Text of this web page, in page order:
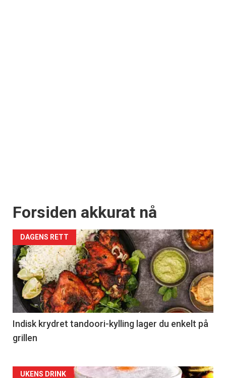
Forsiden akkurat nå
DAGENS RETT
Indisk krydret tandoori-kylling lager du enkelt på
grillen
UKENS DRINK